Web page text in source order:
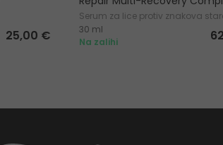
25,00 €
Serum za lice protiv znakova
30 ml
Na zalihi